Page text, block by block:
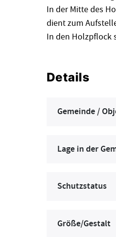
In der Mitte des
dient zum
In den Holzpflock
Details
Gemeinde /
Lage in der
Schutzstatus
Größe/Gestalt